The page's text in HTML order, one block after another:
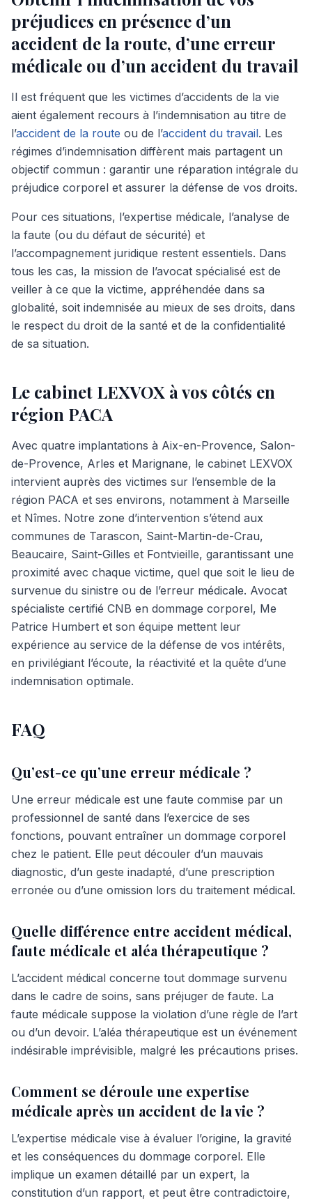
préjudices en présence d’un
accident de la route, d’une erreur
médicale ou d’un accident du travail
Il est fréquent que les victimes d’accidents de la vie
aient également recours à l’indemnisation au titre de
l’accident de la route ou de l’accident du travail. Les
régimes d’indemnisation diffèrent mais partagent un
objectif commun : garantir une réparation intégrale du
préjudice corporel et assurer la défense de vos droits.
Pour ces situations, l’expertise médicale, l’analyse de
la faute (ou du défaut de sécurité) et
l’accompagnement juridique restent essentiels. Dans
tous les cas, la mission de l’avocat spécialisé est de
veiller à ce que la victime, appréhendée dans sa
globalité, soit indemnisée au mieux de ses droits, dans
le respect du droit de la santé et de la confidentialité
de sa situation.
Le cabinet LEXVOX à vos côtés en
région PACA
Avec quatre implantations à Aix-en-Provence, Salon-
de-Provence, Arles et Marignane, le cabinet LEXVOX
intervient auprès des victimes sur l’ensemble de la
région PACA et ses environs, notamment à Marseille
et Nîmes. Notre zone d’intervention s’étend aux
communes de Tarascon, Saint-Martin-de-Crau,
Beaucaire, Saint-Gilles et Fontvieille, garantissant une
proximité avec chaque victime, quel que soit le lieu de
survenue du sinistre ou de l’erreur médicale. Avocat
spécialiste certifié CNB en dommage corporel, Me
Patrice Humbert et son équipe mettent leur
expérience au service de la défense de vos intérêts,
en privilégiant l’écoute, la réactivité et la quête d’une
indemnisation optimale.
FAQ
Qu’est-ce qu’une erreur médicale ?
Une erreur médicale est une faute commise par un
professionnel de santé dans l’exercice de ses
fonctions, pouvant entraîner un dommage corporel
chez le patient. Elle peut découler d’un mauvais
diagnostic, d’un geste inadapté, d’une prescription
erronée ou d’une omission lors du traitement médical.
Quelle différence entre accident médical,
faute médicale et aléa thérapeutique ?
L’accident médical concerne tout dommage survenu
dans le cadre de soins, sans préjuger de faute. La
faute médicale suppose la violation d’une règle de l’art
ou d’un devoir. L’aléa thérapeutique est un événement
indésirable imprévisible, malgré les précautions prises.
Comment se déroule une expertise
médicale après un accident de la vie ?
L’expertise médicale vise à évaluer l’origine, la gravité
et les conséquences du dommage corporel. Elle
implique un examen détaillé par un expert, la
constitution d’un rapport, et peut être contradictoire,